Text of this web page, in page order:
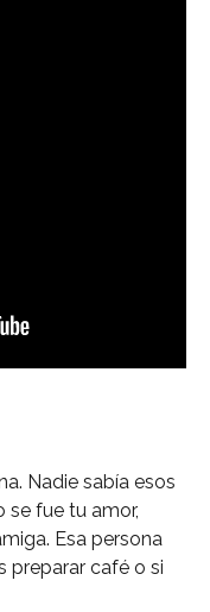
Nadie sabía esos
se fue tu amor,
Esa persona
preparar café o si